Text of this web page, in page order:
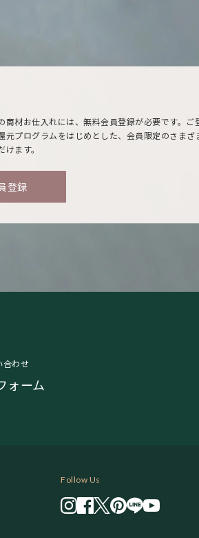
商材お仕入れには、無料会員登録が必要です。ご
元プログラムをはじめとした、会員限定のさまざ
けます。
登録
合わせ
ォーム
Follow Us